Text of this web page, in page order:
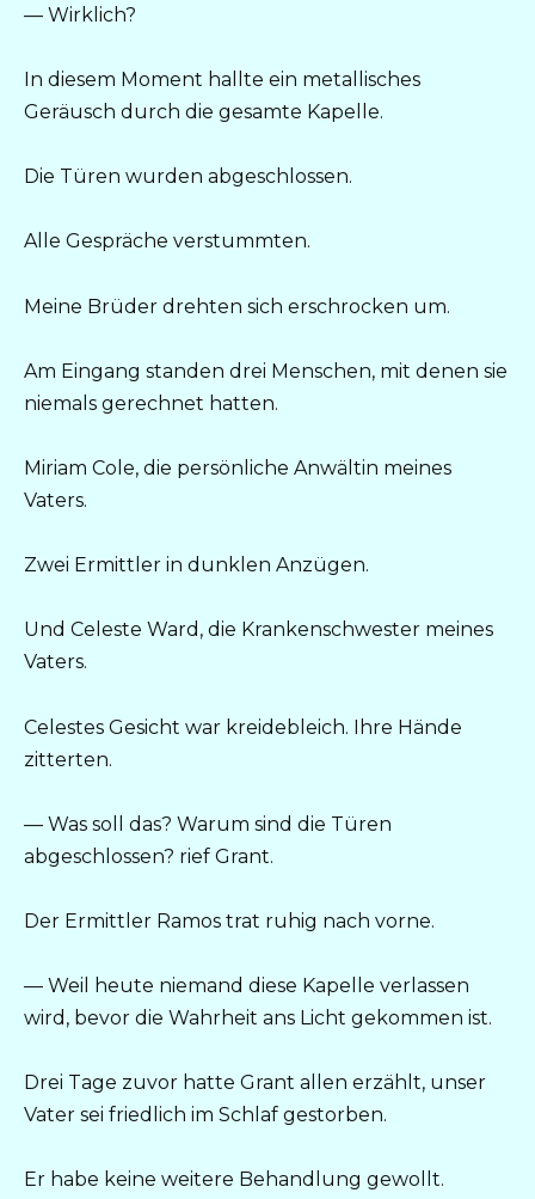
— Wirklich?
In diesem Moment hallte ein metallisches
Geräusch durch die gesamte Kapelle.
Die Türen wurden abgeschlossen.
Alle Gespräche verstummten.
Meine Brüder drehten sich erschrocken um.
Am Eingang standen drei Menschen, mit denen sie
niemals gerechnet hatten.
Miriam Cole, die persönliche Anwältin meines
Vaters.
Zwei Ermittler in dunklen Anzügen.
Und Celeste Ward, die Krankenschwester meines
Vaters.
Celestes Gesicht war kreidebleich. Ihre Hände
zitterten.
— Was soll das? Warum sind die Türen
abgeschlossen? rief Grant.
Der Ermittler Ramos trat ruhig nach vorne.
— Weil heute niemand diese Kapelle verlassen
wird, bevor die Wahrheit ans Licht gekommen ist.
Drei Tage zuvor hatte Grant allen erzählt, unser
Vater sei friedlich im Schlaf gestorben.
Er habe keine weitere Behandlung gewollt.